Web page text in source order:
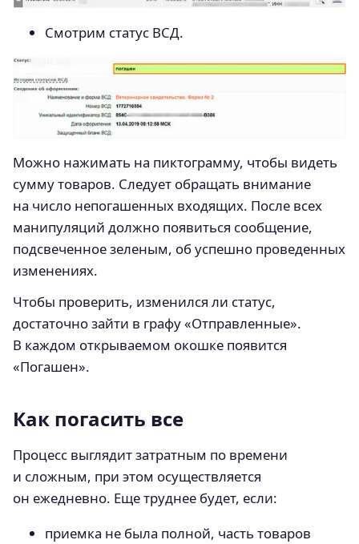
Смотрим статус ВСД.
Можно нажимать на пиктограмму, чтобы видеть
сумму товаров. Следует обращать внимание
на число непогашенных входящих. После всех
манипуляций должно появиться сообщение,
подсвеченное зеленым, об успешно проведенных
изменениях.
Чтобы проверить, изменился ли статус,
достаточно зайти в графу «Отправленные».
В каждом открываемом окошке появится
«Погашен».
Как погасить все
Процесс выглядит затратным по времени
и сложным, при этом осуществляется
он ежедневно. Еще труднее будет, если:
приемка не была полной, часть товаров